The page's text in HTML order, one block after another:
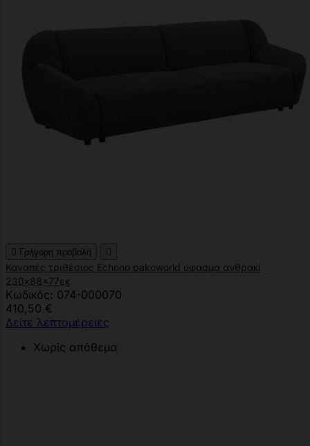
 Γρήγορη προβολή 
Καναπές τριθέσιος Echono pakoworld ύφασμα ανθρακί
230x88x77εκ
Κωδικός: 074-000070
410,50 €
Δείτε λεπτομέρειες
Χωρίς απόθεμα